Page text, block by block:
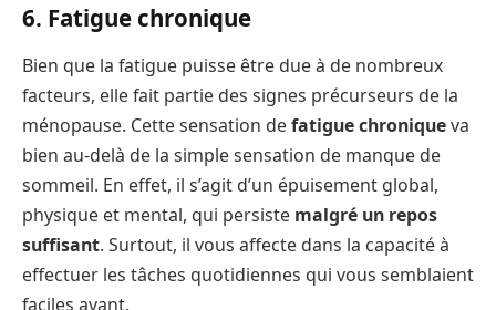
6. Fatigue chronique
Bien que la fatigue puisse être due à de nombreux
facteurs, elle fait partie des signes précurseurs de la
ménopause. Cette sensation defatigue chroniqueva
bien au-delà de la simple sensation de manque de
sommeil. En effet, il s’agit d’un épuisement global,
physique et mental, qui persiste malgré un repos
suffisant. Surtout, il vous affecte dans la capacité à
effectuer les tâches quotidiennes qui vous semblaient
faciles avant.